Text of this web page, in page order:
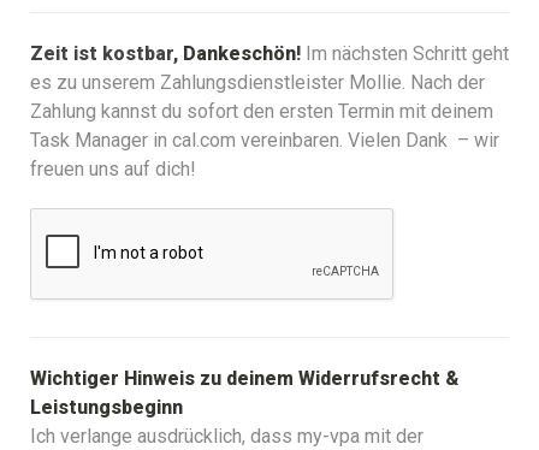
Zeit ist kostbar, Dankeschön! Im nächsten Schritt geht
es zu unserem Zahlungsdienstleister Mollie. Nach der
Zahlung kannst du sofort den ersten Termin mit deinem
Task Manager in cal.com vereinbaren. Vielen Dank  – wir
freuen uns auf dich!
Wichtiger Hinweis zu deinem Widerrufsrecht &
Leistungsbeginn
Ich verlange ausdrücklich, dass my-vpa mit der